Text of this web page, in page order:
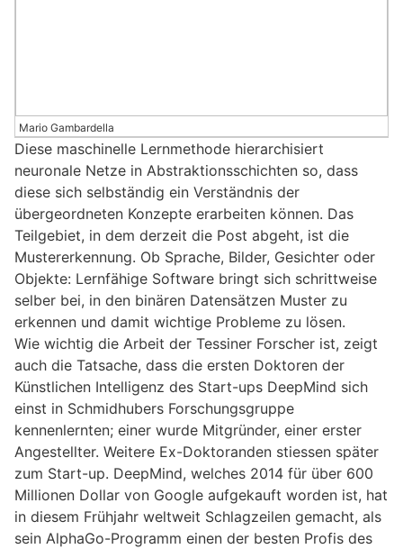
Mario Gambardella
Diese maschinelle Lernmethode hierarchisiert
neuronale Netze in Abstraktionsschichten so, dass
diese sich selbständig ein Verständnis der
übergeordneten Konzepte erarbeiten können. Das
Teilgebiet, in dem derzeit die Post abgeht, ist die
Mustererkennung. Ob Sprache, Bilder, Gesichter oder
Objekte: Lernfähige Software bringt sich schrittweise
selber bei, in den binären Datensätzen Muster zu
erkennen und damit wichtige Probleme zu lösen.
Wie wichtig die Arbeit der Tessiner Forscher ist, zeigt
auch die Tatsache, dass die ersten Doktoren der
Künstlichen Intelligenz des Start-ups DeepMind sich
einst in Schmidhubers Forschungsgruppe
kennenlernten; einer wurde Mitgründer, einer erster
Angestellter. Weitere Ex-Doktoranden stiessen später
zum Start-up. DeepMind, welches 2014 für über 600
Millionen Dollar von Google aufgekauft worden ist, hat
in diesem Frühjahr weltweit Schlagzeilen gemacht, als
sein AlphaGo-Programm einen der besten Profis des